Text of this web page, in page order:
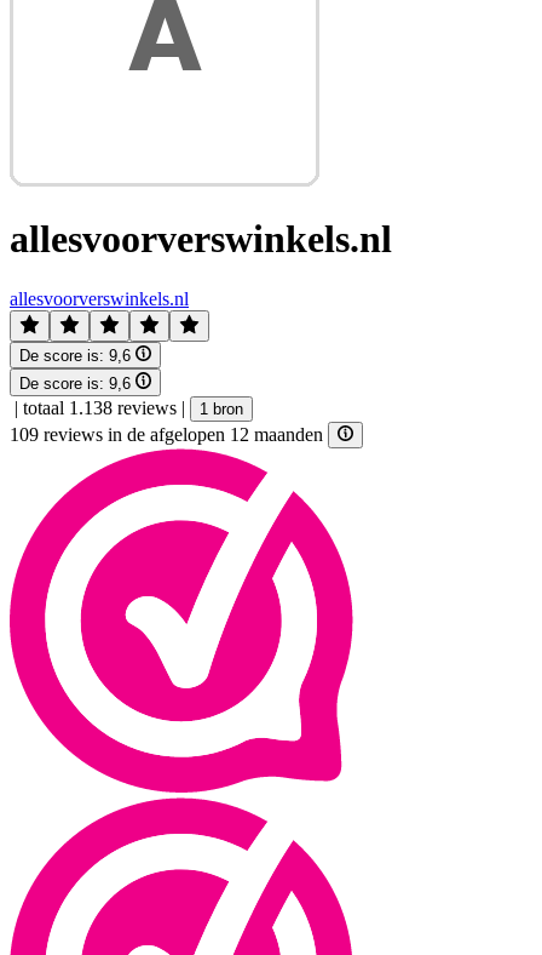
allesvoorverswinkels.nl
allesvoorverswinkels.nl
De score is: 9,6
De score is: 9,6
| totaal 1.138 reviews | 1 bron
109 reviews in de afgelopen 12 maanden